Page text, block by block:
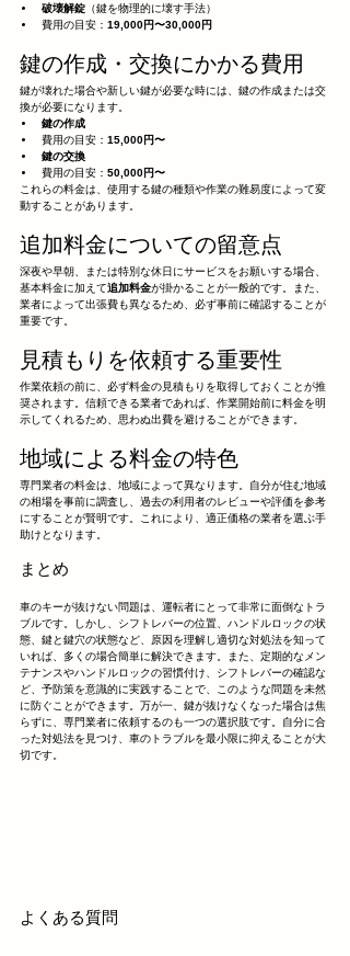
破壊解錠 （鍵を物理的に壊す手法）
費用の目安： 19,000円〜30,000円
鍵の作成・交換にかかる費用
鍵が壊れた場合や新しい鍵が必要な時には、鍵の作成または交
換が必要になります。
鍵の作成
費用の目安： 15,000円〜
鍵の交換
費用の目安： 50,000円〜
これらの料金は、使用する鍵の種類や作業の難易度によって変
動することがあります。
追加料金についての留意点
深夜や早朝、または特別な休日にサービスをお願いする場合、
基本料金に加えて追加料金が掛かることが一般的です。また、
業者によって出張費も異なるため、必ず事前に確認することが
重要です。
見積もりを依頼する重要性
作業依頼の前に、必ず料金の見積もりを取得しておくことが推
奨されます。信頼できる業者であれば、作業開始前に料金を明
示してくれるため、思わぬ出費を避けることができます。
地域による料金の特色
専門業者の料金は、地域によって異なります。自分が住む地域
の相場を事前に調査し、過去の利用者のレビューや評価を参考
にすることが賢明です。これにより、適正価格の業者を選ぶ手
助けとなります。
まとめ
車のキーが抜けない問題は、運転者にとって非常に面倒なトラ
ブルです。しかし、シフトレバーの位置、ハンドルロックの状
態、鍵と鍵穴の状態など、原因を理解し適切な対処法を知って
いれば、多くの場合簡単に解決できます。また、定期的なメン
テナンスやハンドルロックの習慣付け、シフトレバーの確認な
ど、予防策を意識的に実践することで、このような問題を未然
に防ぐことができます。万が一、鍵が抜けなくなった場合は焦
らずに、専門業者に依頼するのも一つの選択肢です。自分に合
った対処法を見つけ、車のトラブルを最小限に抑えることが大
切です。
よくある質問